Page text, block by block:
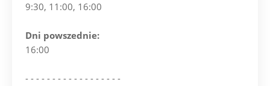
9:30, 11:00, 16:00
Dni powszednie:
16:00
- - - - - - - - - - - - - - - - - -